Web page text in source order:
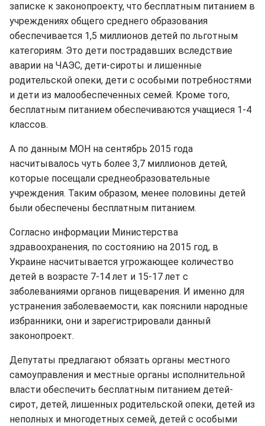
записке к законопроекту, что бесплатным питанием в
учреждениях общего среднего образования
обеспечивается 1,5 миллионов детей по льготным
категориям. Это дети пострадавших вследствие
аварии на ЧАЭС, дети-сироты и лишенные
родительской опеки, дети с особыми потребностями
и дети из малообеспеченных семей. Кроме того,
бесплатным питанием обеспечиваются учащиеся 1-4
классов.
А по данным МОН на сентябрь 2015 года
насчитывалось чуть более 3,7 миллионов детей,
которые посещали среднеобразовательные
учреждения. Таким образом, менее половины детей
были обеспечены бесплатным питанием.
Согласно информации Министерства
здравоохранения, по состоянию на 2015 год, в
Украине насчитывается угрожающее количество
детей в возрасте 7-14 лет и 15-17 лет с
заболеваниями органов пищеварения. И именно для
устранения заболеваемости, как пояснили народные
избранники, они и зарегистрировали данный
законопроект.
Депутаты предлагают обязать органы местного
самоуправления и местные органы исполнительной
власти обеспечить бесплатным питанием детей-
сирот, детей, лишенных родительской опеки, детей из
неполных и многодетных семей, детей с особыми